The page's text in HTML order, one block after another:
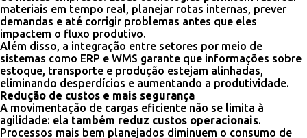
materiais em tempo real, planejar rotas internas, prever
demandas e até corrigir problemas antes que eles
impactem o fluxo produtivo.
Além disso, a integração entre setores por meio de
sistemas como ERP e WMS garante que informações sobre
estoque, transporte e produção estejam alinhadas,
eliminando desperdícios e aumentando a produtividade.
Redução de custos e mais segurança
A movimentação de cargas eficiente não se limita à
agilidade: ela também reduz custos operacionais.
Processos mais bem planejados diminuem o consumo de